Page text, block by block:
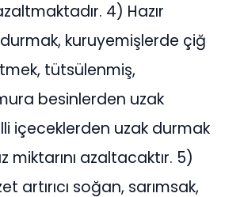
4) Hazır
kuruyemişlerde çiğ
tütsülenmiş,
besinlerden uzak
içeceklerden uzak durmak
miktarını azaltacaktır. 5)
artırıcı soğan, sarımsak,